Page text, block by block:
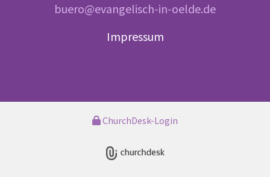
buero@evangelisch-in-oelde.de
Impressum
ChurchDesk-Login